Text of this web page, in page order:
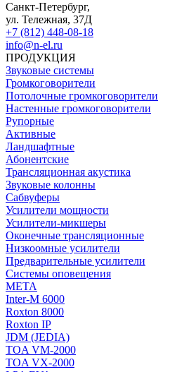
Санкт-Петербург,
ул. Тележная, 37Д
+7 (812) 448-08-18
info@n-el.ru
ПРОДУКЦИЯ
Звуковые системы
Громкоговорители
Потолочные громкоговорители
Настенные громкоговорители
Рупорные
Активные
Ландшафтные
Абонентские
Трансляционная акустика
Звуковые колонны
Сабвуферы
Усилители мощности
Усилители-микшеры
Оконечные трансляционные
Низкоомные усилители
Предварительные усилители
Системы оповещения
МЕТА
Inter-M 6000
Roxton 8000
Roxton IP
JDM (JEDIA)
TOA VM-2000
TOA VX-2000